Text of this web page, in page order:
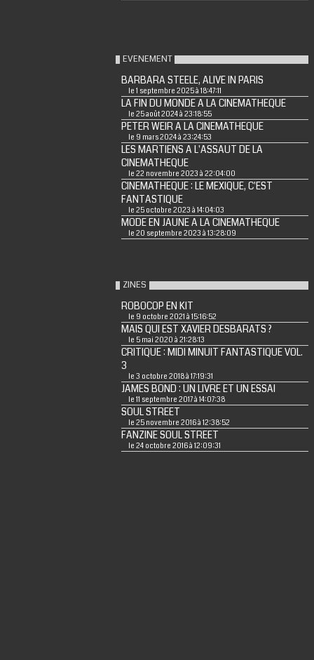
EVENEMENT
BARBARA STEELE, ALIVE IN PARIS
le 1 septembre 2025 à 18:47:11
LA FIN DU MONDE A LA CINEMATHEQUE
le 25 août 2024 à 23:18:55
PETER WEIR A LA CINEMATHEQUE
le 9 mars 2024 à 23:24:53
LES MARTIENS A L'ASSAUT DE LA
CINEMATHEQUE
le 22 novembre 2023 à 22:04:00
CINEMATHEQUE : LE MEXIQUE, C'EST
FANTASTIQUE
le 25 octobre 2023 à 14:04:03
MODE EN JAUNE A LA CINEMATHEQUE
le 20 septembre 2023 à 13:28:09
ZINES
ROBOCOP EN KIT
le 9 octobre 2021 à 15:16:52
MAIS QUI EST XAVIER DESBARATS ?
le 5 mai 2020 à 21:28:13
CRITIQUE : MIDI MINUIT FANTASTIQUE VOL.
3
le 3 octobre 2018 à 17:19:31
JAMES BOND : UN LIVRE ET UN ESSAI
le 11 septembre 2017 à 14:07:38
SOUL STREET
le 25 novembre 2016 à 12:38:52
FANZINE SOUL STREET
le 24 octobre 2016 à 12:09:31